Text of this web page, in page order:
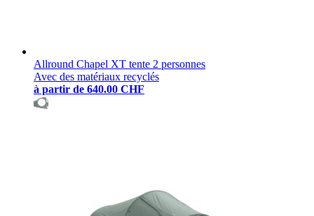
Allround Chapel XT tente 2 personnes
Avec des matériaux recyclés
à partir de 640.00 CHF